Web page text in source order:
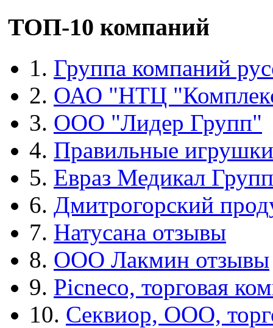
ТОП-10 компаний
1. Группа компаний
2. ОАО "НТЦ
3. ООО "Лидер Групп"
4. Правильные игрушки
5. Евраз Медикал Групп
6. Дмитрогорский
7. Натусана отзывы
8. ООО Лакмин отзывы
9. Picneco, торговая
10. Секвиор, ООО,